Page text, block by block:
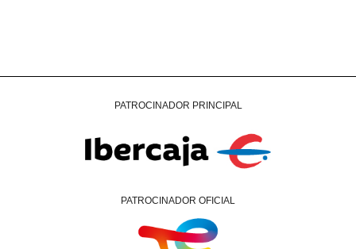
PATROCINADOR PRINCIPAL
PATROCINADOR OFICIAL